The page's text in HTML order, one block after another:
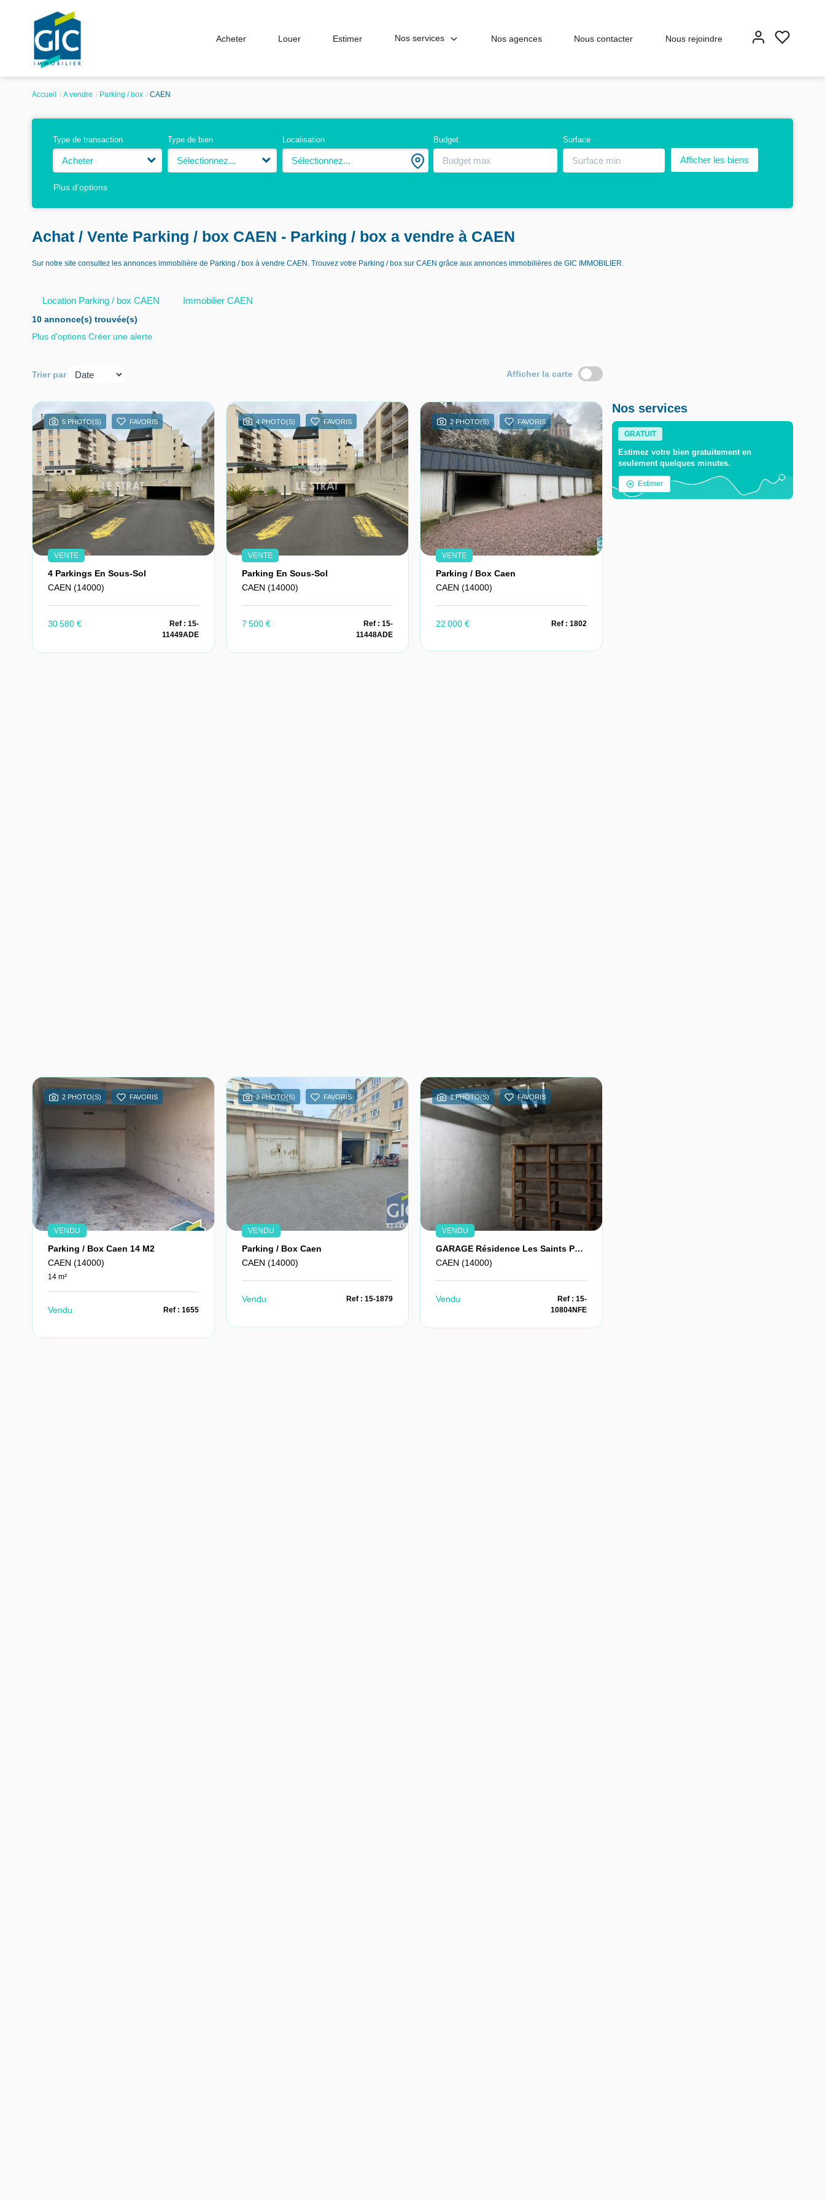
Acheter Louer Estimer Nos services Nos agences Nous contacter Nous rejoindre
Accueil A vendre Parking / box CAEN
Type de transaction
Acheter
Type de bien
Sélectionnez...
Localisation
Sélectionnez...
Budget Surface
Plus d'options
Achat / Vente Parking / box CAEN - Parking / box a vendre à CAEN
Sur notre site consultez les annonces immobilière de Parking / box à vendre CAEN. Trouvez votre Parking / box sur CAEN grâce aux annonces immobilières de GIC IMMOBILIER.
Location Parking / box CAEN Immobilier CAEN
10 annonce(s) trouvée(s)
Plus d'options Créer une alerte
Trier par Afficher la carte
5 PHOTO(S) FAVORIS
VENTE
4 Parkings En Sous-Sol
CAEN (14000)
30 580 €
Ref : 15-
11449ADE
4 PHOTO(S) FAVORIS
VENTE
Parking En Sous-Sol
CAEN (14000)
7 500 €
Ref : 15-
11448ADE
2 PHOTO(S) FAVORIS
VENTE
Parking / Box Caen
CAEN (14000)
22 000 € Ref : 1802
2 PHOTO(S) FAVORIS
VENDU
Parking / Box Caen 14 M2
CAEN (14000)
14 m²
Vendu Ref : 1655
2 PHOTO(S) FAVORIS
VENDU
Parking / Box Caen
CAEN (14000)
Vendu Ref : 15-1879
1 PHOTO(S) FAVORIS
VENDU
GARAGE Résidence Les Saints Peres CAEN
CAEN (14000)
Vendu
Ref : 15-
10804NFE
Nos services
GRATUIT
Estimez votre bien gratuitement en
seulement quelques minutes.
Estimer